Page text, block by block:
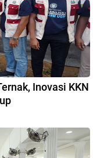
Inovasi KKN